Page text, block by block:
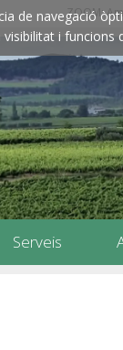
de navegació
i funcions
ZOOM:
Serveis